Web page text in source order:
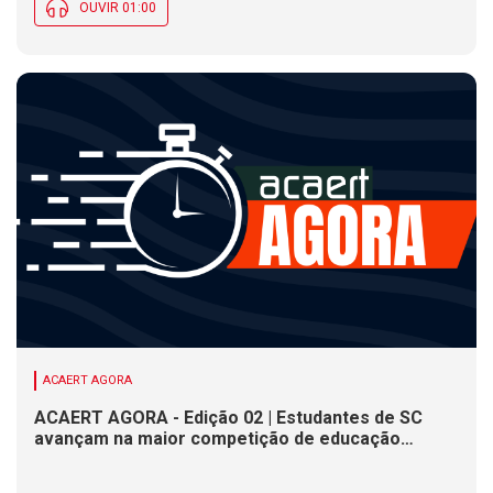
OUVIR 01:00
ACAERT AGORA
ACAERT AGORA - Edição 02 | Estudantes de SC
avançam na maior competição de educação